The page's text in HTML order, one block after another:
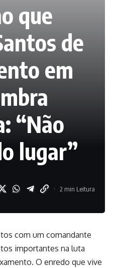
que
de
em
“Não
lugar”
2 min Leitura
com um comandante
importantes na luta
O enredo que vive